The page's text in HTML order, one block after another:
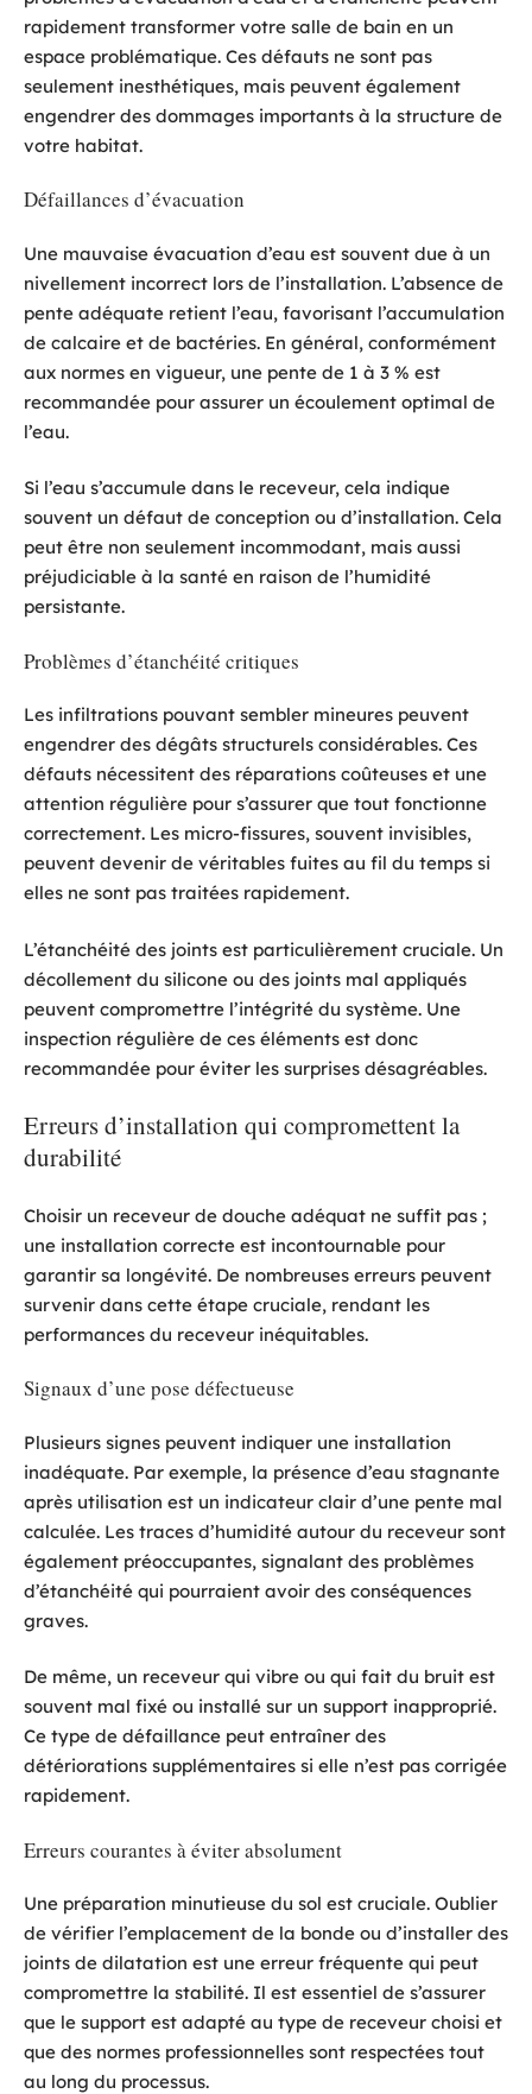
rapidement transformer votre salle de bain en un
espace problématique. Ces défauts ne sont pas
seulement inesthétiques, mais peuvent également
engendrer des dommages importants à la structure de
votre habitat.
Défaillances d’évacuation
Une mauvaise évacuation d’eau est souvent due à un
nivellement incorrect lors de l’installation. L’absence de
pente adéquate retient l’eau, favorisant l’accumulation
de calcaire et de bactéries. En général, conformément
aux normes en vigueur, une pente de 1 à 3 % est
recommandée pour assurer un écoulement optimal de
l’eau.
Si l’eau s’accumule dans le receveur, cela indique
souvent un défaut de conception ou d’installation. Cela
peut être non seulement incommodant, mais aussi
préjudiciable à la santé en raison de l’humidité
persistante.
Problèmes d’étanchéité critiques
Les infiltrations pouvant sembler mineures peuvent
engendrer des dégâts structurels considérables. Ces
défauts nécessitent des réparations coûteuses et une
attention régulière pour s’assurer que tout fonctionne
correctement. Les micro-fissures, souvent invisibles,
peuvent devenir de véritables fuites au fil du temps si
elles ne sont pas traitées rapidement.
L’étanchéité des joints est particulièrement cruciale. Un
décollement du silicone ou des joints mal appliqués
peuvent compromettre l’intégrité du système. Une
inspection régulière de ces éléments est donc
recommandée pour éviter les surprises désagréables.
Erreurs d’installation qui compromettent la
durabilité
Choisir un receveur de douche adéquat ne suffit pas ;
une installation correcte est incontournable pour
garantir sa longévité. De nombreuses erreurs peuvent
survenir dans cette étape cruciale, rendant les
performances du receveur inéquitables.
Signaux d’une pose défectueuse
Plusieurs signes peuvent indiquer une installation
inadéquate. Par exemple, la présence d’eau stagnante
après utilisation est un indicateur clair d’une pente mal
calculée. Les traces d’humidité autour du receveur sont
également préoccupantes, signalant des problèmes
d’étanchéité qui pourraient avoir des conséquences
graves.
De même, un receveur qui vibre ou qui fait du bruit est
souvent mal fixé ou installé sur un support inapproprié.
Ce type de défaillance peut entraîner des
détériorations supplémentaires si elle n’est pas corrigée
rapidement.
Erreurs courantes à éviter absolument
Une préparation minutieuse du sol est cruciale. Oublier
de vérifier l’emplacement de la bonde ou d’installer des
joints de dilatation est une erreur fréquente qui peut
compromettre la stabilité. Il est essentiel de s’assurer
que le support est adapté au type de receveur choisi et
que des normes professionnelles sont respectées tout
au long du processus.